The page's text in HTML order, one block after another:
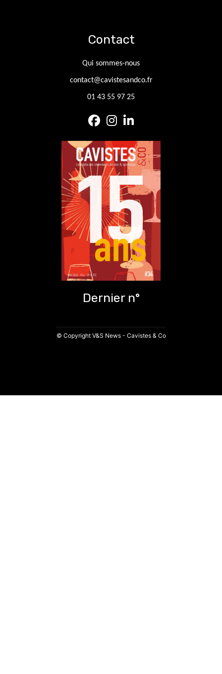
Contact
Qui sommes-nous
contact@cavistesandco.fr
01 43 55 97 25
Dernier n°
© Copyright V&S News - Cavistes & Co